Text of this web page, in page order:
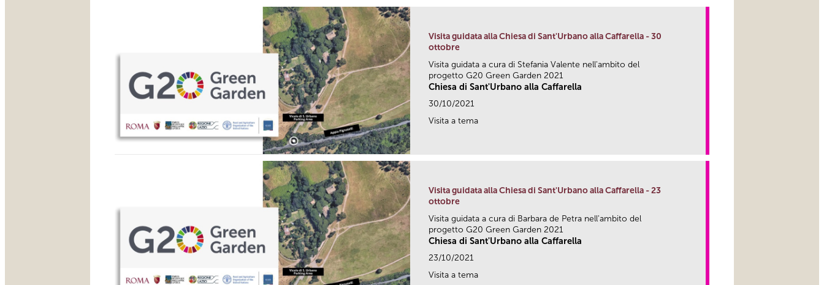
Visita guidata alla Chiesa di Sant'Urbano alla Caffarella - 30
ottobre
Visita guidata a cura di Stefania Valente nell'ambito del
progetto G20 Green Garden 2021
Chiesa di Sant'Urbano alla Caffarella
30/10/2021
Visita a tema
Visita guidata alla Chiesa di Sant'Urbano alla Caffarella - 23
ottobre
Visita guidata a cura di Barbara de Petra nell'ambito del
progetto G20 Green Garden 2021
Chiesa di Sant'Urbano alla Caffarella
23/10/2021
Visita a tema